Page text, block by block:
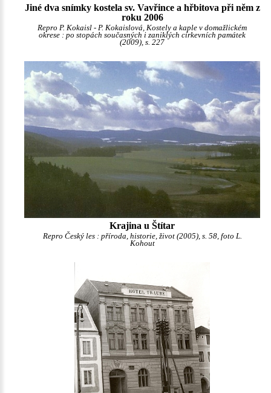
Jiné dva snímky kostela sv. Vavřince a hřbitova při něm z
roku 2006
Repro P. Kokaisl - P. Kokaislová, Kostely a kaple v domažlickém
okrese : po stopách současných i zaniklých církevních památek
(2009), s. 227
Krajina u Štítar
Repro Český les : příroda, historie, život (2005), s. 58, foto L.
Kohout